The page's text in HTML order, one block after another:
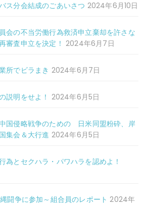
ス分会結成のごあいさつ 2024年6月10日
会の不当労働行為救済申立棄却を許さな
審査申立を決定！ 2024年6月7日
所でビラまき 2024年6月7日
説明をせよ！ 2024年6月5日
国侵略戦争のための 日米同盟粉砕、岸
集会＆大行進 2024年6月5日
為とセクハラ・パワハラを認めよ！
闘争に参加～組合員のレポート 2024年